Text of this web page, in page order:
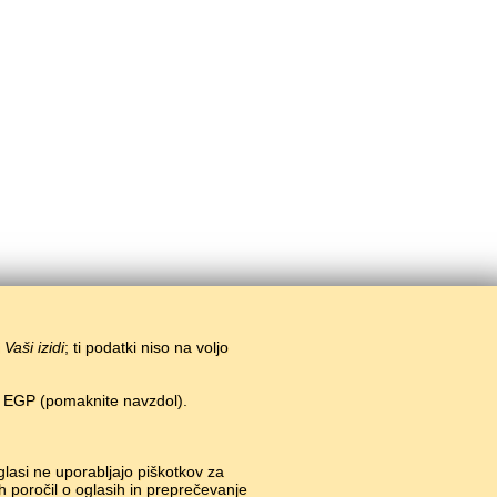
Vaši izidi; ti podatki niso na voljo
(pomaknite navzdol).
ne uporabljajo piškotkov za
poročil o oglasih in preprečevanje